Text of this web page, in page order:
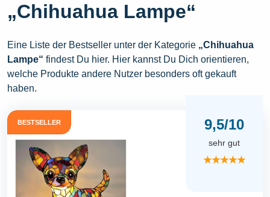
„Chihuahua Lampe“
Eine Liste der Bestseller unter der Kategorie „Chihuahua
Lampe“ findest Du hier. Hier kannst Du Dich orientieren,
welche Produkte andere Nutzer besonders oft gekauft
haben.
BESTSELLER 9,5/10
sehr gut
★★★★★